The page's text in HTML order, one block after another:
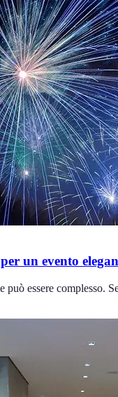
un evento
può essere complesso.